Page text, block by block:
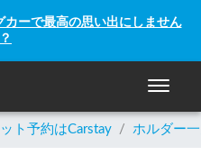
ーで最高の思い出にしません
ナビゲ
ト予約はCarstay / ホルダー